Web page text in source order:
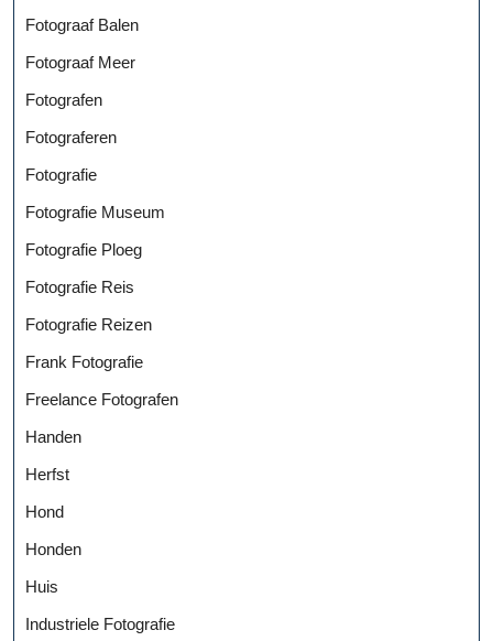
Fotograaf Balen
Fotograaf Meer
Fotografen
Fotograferen
Fotografie
Fotografie Museum
Fotografie Ploeg
Fotografie Reis
Fotografie Reizen
Frank Fotografie
Freelance Fotografen
Handen
Herfst
Hond
Honden
Huis
Industriele Fotografie